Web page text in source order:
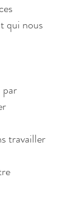
qui nous
par
travailler